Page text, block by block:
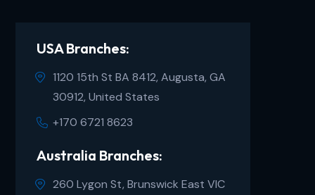
USA Branches:
1120 15th St BA 8412, Augusta, GA
30912, United States
+170 6721 8623
Australia Branches:
260 Lygon St, Brunswick East VIC